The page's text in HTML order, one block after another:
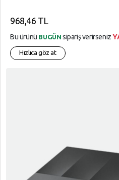
968,46 TL
Bu ürünü BUGÜN sipariş verirseniz
Hızlıca göz at